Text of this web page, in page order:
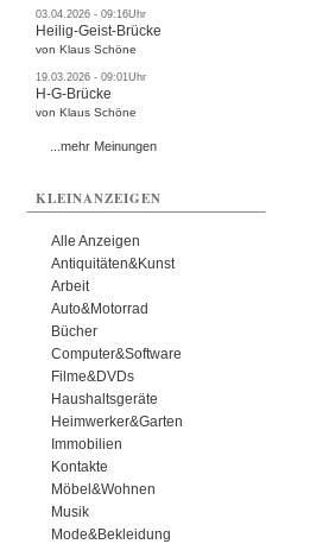
03.04.2026 - 09:16Uhr
Heilig-Geist-Brücke
von Klaus Schöne
19.03.2026 - 09:01Uhr
H-G-Brücke
von Klaus Schöne
...mehr Meinungen
KLEINANZEIGEN
Alle Anzeigen
Antiquitäten&Kunst
Arbeit
Auto&Motorrad
Bücher
Computer&Software
Filme&DVDs
Haushaltsgeräte
Heimwerker&Garten
Immobilien
Kontakte
Möbel&Wohnen
Musik
Mode&Bekleidung